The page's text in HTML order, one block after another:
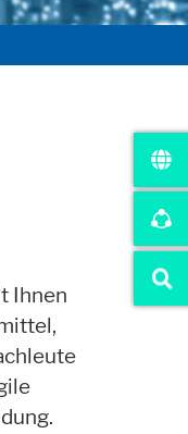
Ihnen